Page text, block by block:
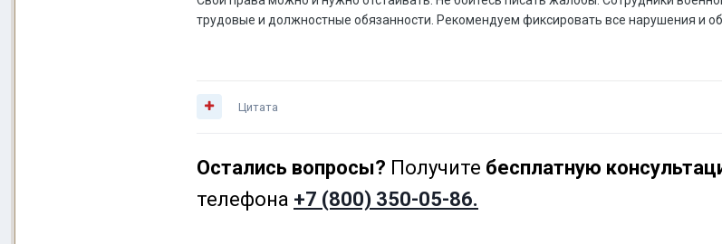
трудовые и должностные обязанности. Рекомендуем фиксировать все нарушения и
Цитата
Остались вопросы? Получите бесплатную
телефона +7 (800) 350-05-86.